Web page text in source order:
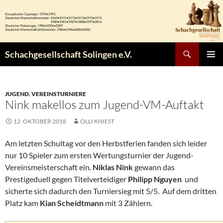
Inhalt
springen
Schachgesellschaft Solingen e.V.
JUGEND,VEREINSTURNIERE
Nink makellos zum Jugend-VM-Auftakt
12. OKTOBER 2018 OLLI KNIEST
Am letzten Schultag vor den Herbstferien fanden sich leider
nur 10 Spieler zum ersten Wertungsturnier der Jugend-
Vereinsmeisterschaft ein. Niklas Ninkgewann das
Prestigeduell gegen Titelverteidiger Philipp Nguyen und
sicherte sich dadurch den Turniersieg mit 5/5. Auf dem dritten
Platz kam Kian Scheidtmann mit 3 Zählern.